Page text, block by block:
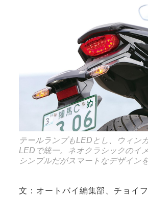
テールランプもLEDとし、ウィン
LEDで統一。ネオクラシックのイ
シンプルだがスマートなデザイン
文：オートバイ編集部、チョイ